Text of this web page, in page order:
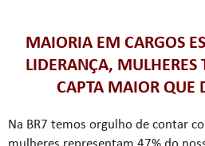
MAIORIA EM CARGOS
LIDERANÇA, MULHERES
CAPTA MAIOR QUE
Na BR7 temos orgulho de contar